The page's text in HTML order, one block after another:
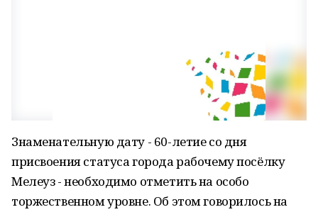
Знаменательную дату - 60-летие со дня
присвоения статуса города рабочему посёлку
Мелеуз - необходимо отметить на особо
торжественном уровне. Об этом говорилось на